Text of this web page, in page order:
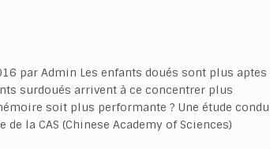
par Admin Les enfants doués sont plus aptes
surdoués arrivent à ce concentrer plus
soit plus performante ? Une étude
la CAS (Chinese Academy of Sciences)